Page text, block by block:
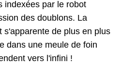
indexées par le robot
des doublons. La
s'apparente de plus en plus
dans une meule de foin
vers l'infini !